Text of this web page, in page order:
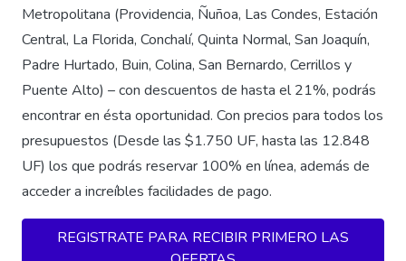
Metropolitana (Providencia, Ñuñoa, Las Condes, Estación
Central, La Florida, Conchalí, Quinta Normal, San Joaquín,
Padre Hurtado, Buin, Colina, San Bernardo, Cerrillos y
Puente Alto) – con descuentos de hasta el 21%, podrás
encontrar en ésta oportunidad. Con precios para todos los
presupuestos (Desde las $1.750 UF, hasta las 12.848
UF) los que podrás reservar 100% en línea, además de
acceder a increíbles facilidades de pago.
REGISTRATE PARA RECIBIR PRIMERO LAS